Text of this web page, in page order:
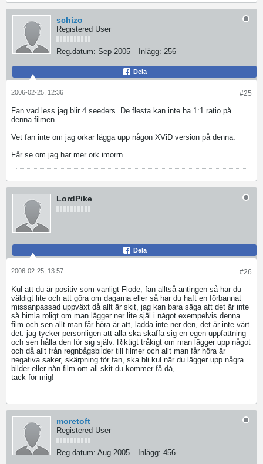
schizo
Registered User
Reg.datum: Sep 2005 Inlägg: 256
Dela
#25
2006-02-25, 12:36
Fan vad less jag blir 4 seeders. De flesta kan inte ha 1:1 ratio på
denna filmen.
Vet fan inte om jag orkar lägga upp någon XViD version på denna.
Får se om jag har mer ork imorrn.
LordPike
Dela
#26
2006-02-25, 13:57
Kul att du är positiv som vanligt Flode, fan alltså antingen så har du
väldigt lite och att göra om dagarna eller så har du haft en förbannat
missanpassad uppväxt då allt är skit, jag kan bara säga att det är inte
så himla roligt om man lägger ner lite själ i något exempelvis denna
film och sen allt man får höra är att, ladda inte ner den, det är inte värt
det. jag tycker personligen att alla ska skaffa sig en egen uppfattning
och sen hålla den för sig själv. Riktigt tråkigt om man lägger upp något
och då allt från regnbågsbilder till filmer och allt man får höra är
negativa saker, skärpning för fan, ska bli kul när du lägger upp några
bilder eller nån film om all skit du kommer få då,
tack för mig!
moretoft
Registered User
Reg.datum: Aug 2005 Inlägg: 456